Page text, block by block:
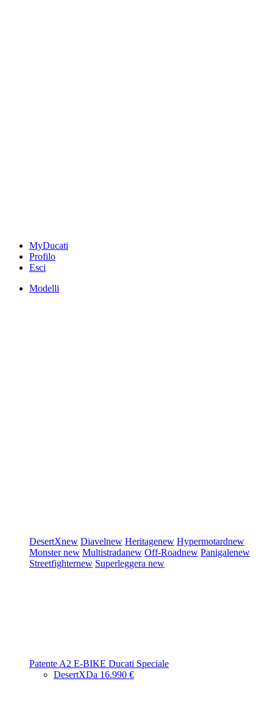
MyDucati
Profilo
Esci
Modelli
DesertXnew Diavelnew Heritagenew Hypermotardnew
Monsternew Multistradanew Off-Roadnew Panigalenew
Streetfighternew Superleggera new
Patente A2 E-BIKE Ducati Speciale
DesertXDa 16.990 €